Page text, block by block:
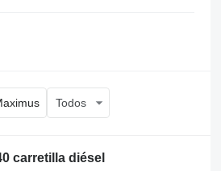
Todos
carretilla diésel